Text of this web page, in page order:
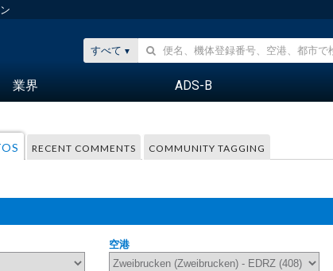
すべて
業界 ADS-B
RECENT COMMENTS COMMUNITY TAGGING
空港